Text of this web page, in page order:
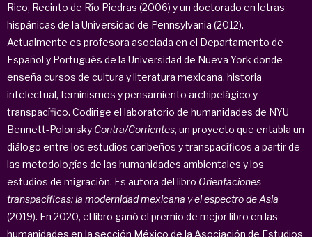
Rico, Recinto de Río Piedras (2006) y un doctorado en letras
hispánicas de la Universidad de Pennsylvania (2012).
Actualmente es profesora asociada en el Departamento de
Español y Portugués de la Universidad de Nueva York donde
enseña cursos de cultura y literatura mexicana, historia
intelectual, feminismos y pensamiento archipelágico y
transpacífico. Codirige el laboratorio de humanidades de NYU
Bennett-Polonsky Contra/Corrientes, un proyecto que entabla un
diálogo entre los estudios caribeños y transpacíficos a partir de
las metodologías de las humanidades ambientales y los
estudios de migración. Es autora del libro Orientaciones
transpacíficas: la modernidad mexicana y el espectro de Asia
(2019). En 2020, el libro ganó el premio de mejor libro en las
humanidades en la sección México de la Asociación de Estudios